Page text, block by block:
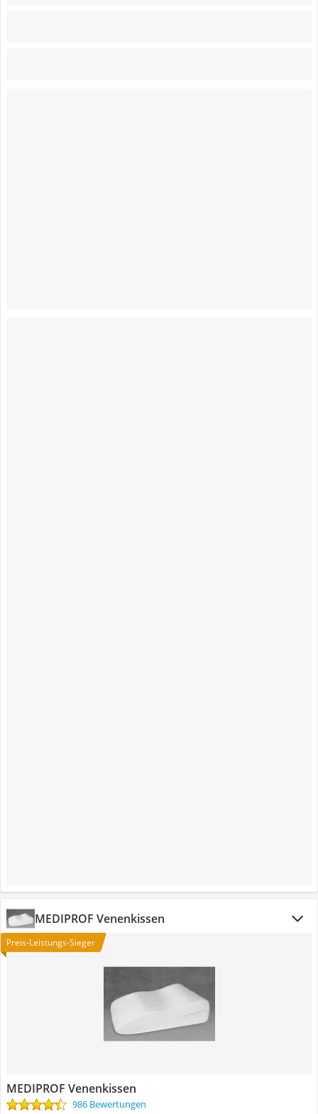
MEDIPROF Venenkissen
Preis-Leistungs-Sieger
MEDIPROF Venenkissen
986 Bewertungen